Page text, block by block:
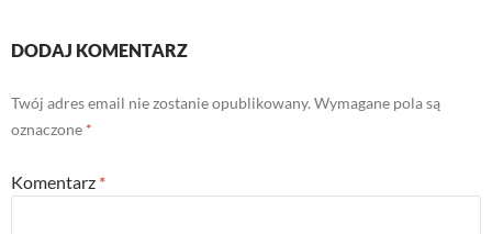
DODAJ KOMENTARZ
Twój adres email nie zostanie opublikowany. Wymagane pola są
oznaczone *
Komentarz *